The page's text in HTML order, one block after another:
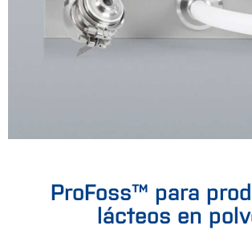
ProFoss™ para
lácteos en